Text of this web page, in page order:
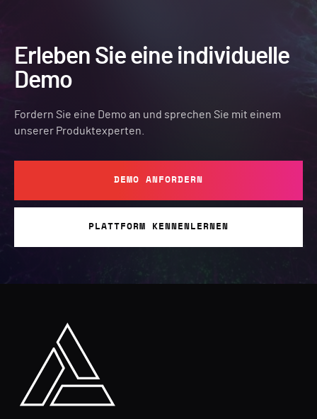
Erleben Sie eine individuelle
Demo
Fordern Sie eine Demo an und sprechen Sie mit einem
unserer Produktexperten.
DEMO ANFORDERN
PLATTFORM KENNENLERNEN